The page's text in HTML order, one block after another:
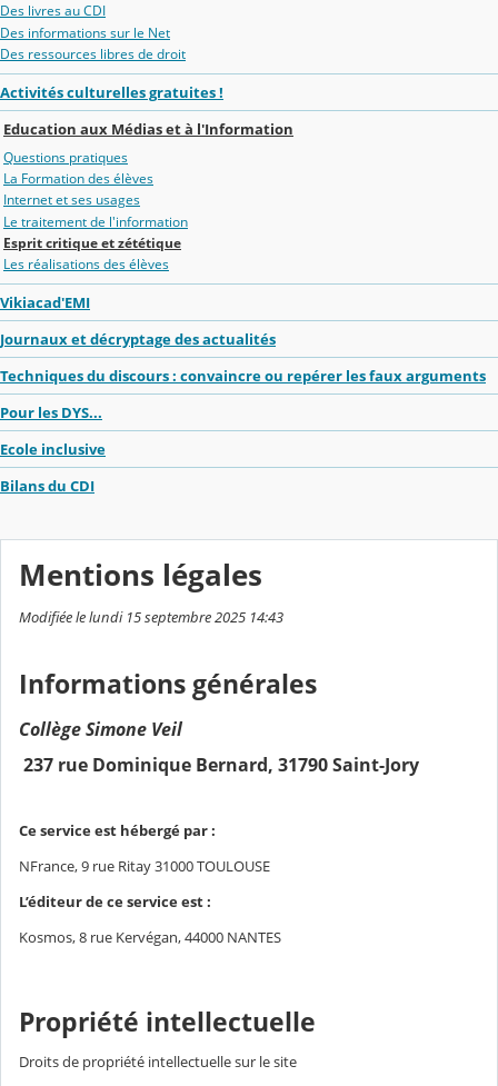
Des livres au CDI
Des informations sur le Net
Des ressources libres de droit
Activités culturelles gratuites !
Education aux Médias et à l'Information
Questions pratiques
La Formation des élèves
Internet et ses usages
Le traitement de l'information
Esprit critique et zététique
Les réalisations des élèves
Vikiacad'EMI
Journaux et décryptage des actualités
Techniques du discours : convaincre ou repérer les faux arguments
Pour les DYS...
Ecole inclusive
Bilans du CDI
Mentions légales
Modifiée le lundi 15 septembre 2025 14:43
Informations générales
Collège Simone Veil
237 rue Dominique Bernard, 31790 Saint-Jory
Ce service est hébergé par :
NFrance, 9 rue Ritay 31000 TOULOUSE
L’éditeur de ce service est :
Kosmos, 8 rue Kervégan, 44000 NANTES
Propriété intellectuelle
Droits de propriété intellectuelle sur le site